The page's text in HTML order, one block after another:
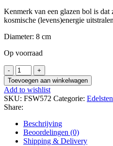
Kenmerk van een glazen bol is dat
kosmische (levens)energie
Diameter: 8 cm
Op voorraad
Feng
Shui
Kristallen
Bol
(8
cm)
aantal
Toevoegen aan winkelwagen
Add to wishlist
SKU: FSW572 Categorie:
Share:
Beschrijving
Beoordelingen (0)
Shipping & Delivery